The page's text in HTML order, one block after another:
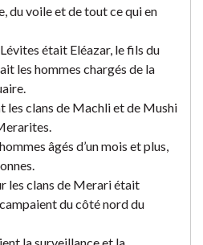
du voile et de tout ce qui en
était Eléazar, le fils du
les hommes chargés de la
les clans de Machli et de Mushi
âgés d’un mois et plus,
les clans de Merari était
du côté nord du
la surveillance et la